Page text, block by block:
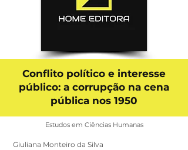
Conflito político e interesse
público: a corrupção na cena
pública nos 1950
Estudos em Ciências Humanas
Giuliana Monteiro da Silva